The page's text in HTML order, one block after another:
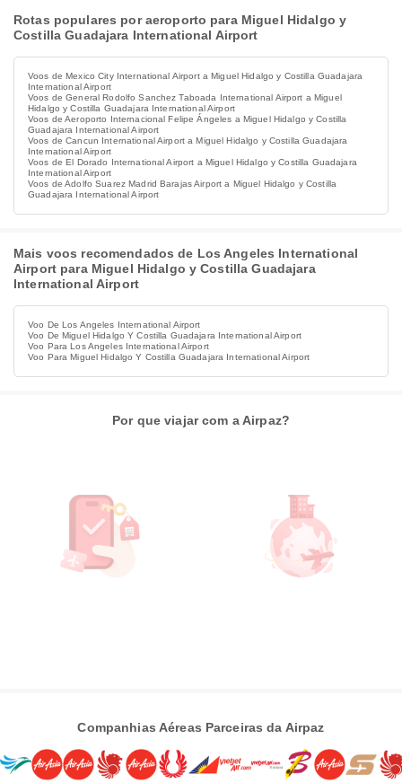
Rotas populares por aeroporto para Miguel Hidalgo y
Costilla Guadajara International Airport
Voos de Mexico City International Airport a Miguel Hidalgo y Costilla Guadajara
International Airport
Voos de General Rodolfo Sanchez Taboada International Airport a Miguel
Hidalgo y Costilla Guadajara International Airport
Voos de Aeroporto Internacional Felipe Ángeles a Miguel Hidalgo y Costilla
Guadajara International Airport
Voos de Cancun International Airport a Miguel Hidalgo y Costilla Guadajara
International Airport
Voos de El Dorado International Airport a Miguel Hidalgo y Costilla Guadajara
International Airport
Voos de Adolfo Suarez Madrid Barajas Airport a Miguel Hidalgo y Costilla
Guadajara International Airport
Mais voos recomendados de Los Angeles International
Airport para Miguel Hidalgo y Costilla Guadajara
International Airport
Voo De Los Angeles International Airport
Voo De Miguel Hidalgo Y Costilla Guadajara International Airport
Voo Para Los Angeles International Airport
Voo Para Miguel Hidalgo Y Costilla Guadajara International Airport
Por que viajar com a Airpaz?
Companhias Aéreas Parceiras da Airpaz